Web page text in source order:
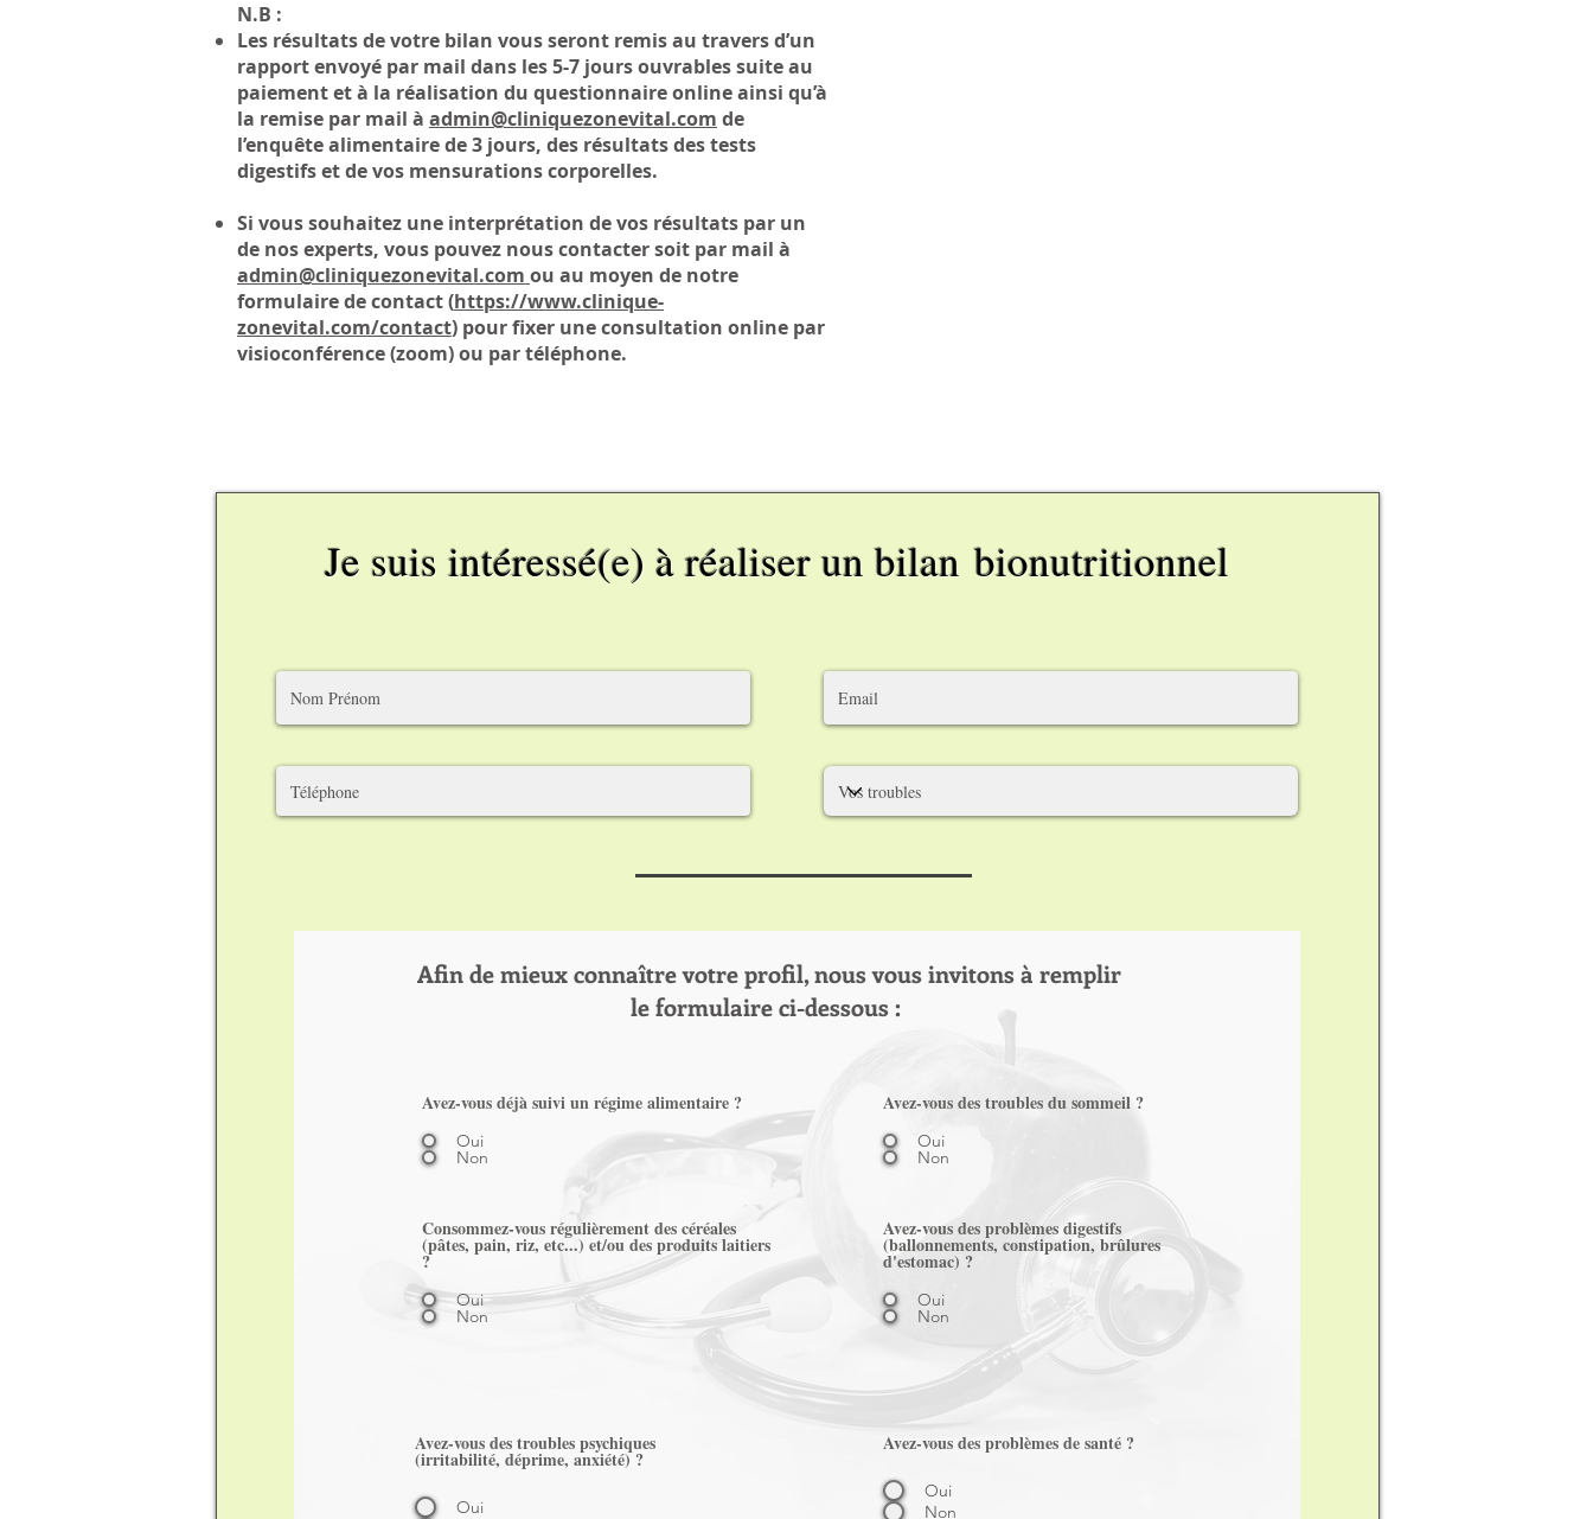
N.B :
Les résultats de votre bilan vous seront remis au travers d’un
rapport envoyé par mail dans les 5-7 jours ouvrables suite au
paiement et à la réalisation du questionnaire online ainsi qu’à
la remise par mail à admin@cliniquezonevital.com de
l’enquête alimentaire de 3 jours, des résultats des tests
digestifs et de vos mensurations corporelles.
Si vous souhaitez une interprétation de vos résultats par un
de nos experts, vous pouvez nous contacter soit par mail à
admin@cliniquezonevital.com ou au moyen de notre
formulaire de contact (https://www.clinique-
zonevital.com/contact) pour fixer une consultation online par
visioconférence (zoom) ou par téléphone.
Je suis intéressé(e) à réaliser un bilanbionutritionnel
Avez-vous déjà suivi un régime alimentaire ?
Oui
Non
Avez-vous des problèmes digestifs
(ballonnements, constipation, brûlures
d'estomac) ?
Oui
Non
Consommez-vous régulièrement des céréales
(pâtes, pain, riz, etc...) et/ou des produits laitiers
?
Oui
Non
Avez-vous des troubles du sommeil ?
Oui
Non
Avez-vous des troubles psychiques
(irritabilité, déprime, anxiété) ?
Oui
Avez-vous des problèmes de santé ?
Oui
Non
Afin de mieux connaître votre profil, nous vous invitons à remplir
le formulaire ci-dessous :